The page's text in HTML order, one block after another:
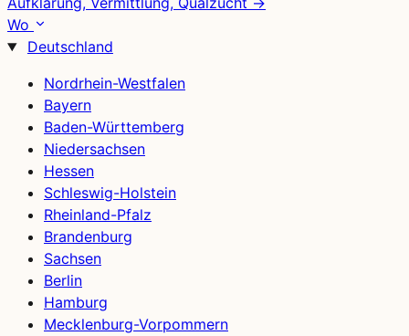
Wo
Deutschland
Nordrhein-Westfalen
Bayern
Baden-Württemberg
Niedersachsen
Hessen
Schleswig-Holstein
Rheinland-Pfalz
Brandenburg
Sachsen
Berlin
Hamburg
Mecklenburg-Vorpommern